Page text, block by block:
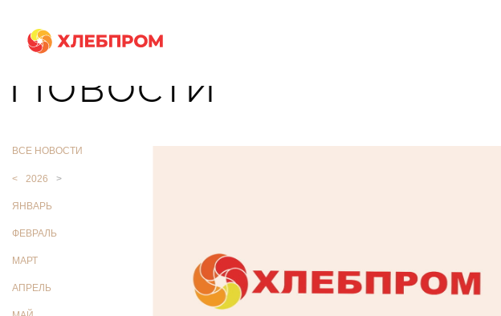
Главная О компании Новости
Новости
ВСЕ НОВОСТИ
< 2026 >
ЯНВАРЬ
ФЕВРАЛЬ
МАРТ
АПРЕЛЬ